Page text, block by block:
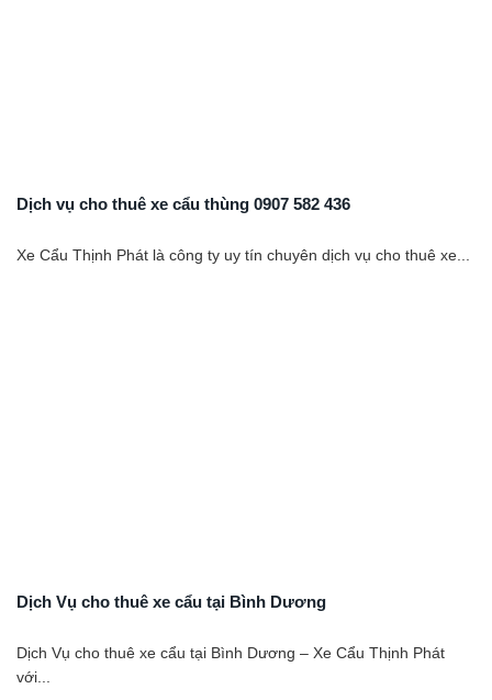
Dịch vụ cho thuê xe cẩu thùng 0907 582 436
Xe Cẩu Thịnh Phát là công ty uy tín chuyên dịch vụ cho thuê xe...
Dịch Vụ cho thuê xe cẩu tại Bình Dương
Dịch Vụ cho thuê xe cẩu tại Bình Dương – Xe Cẩu Thịnh Phát
với...